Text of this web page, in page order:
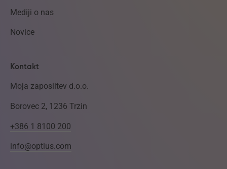
Mediji o nas
Novice
Kontakt
Moja zaposlitev d.o.o.
Borovec 2, 1236 Trzin
+386 1 8100 200
info@optius.com